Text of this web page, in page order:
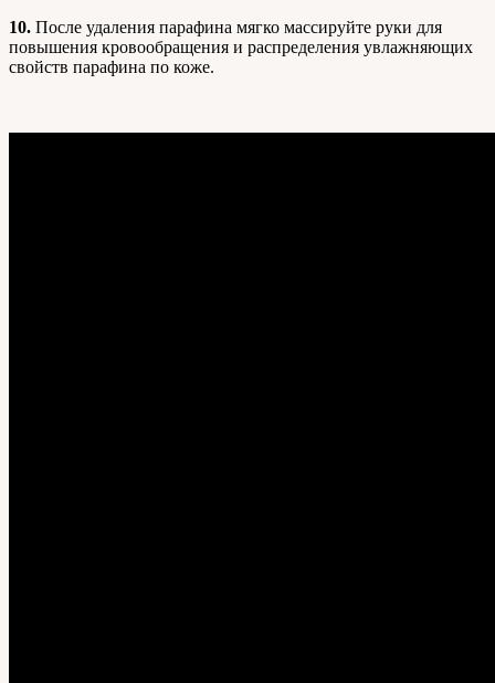
10. После удаления парафина мягко массируйте руки для
повышения кровообращения и распределения увлажняющих
свойств парафина по коже.